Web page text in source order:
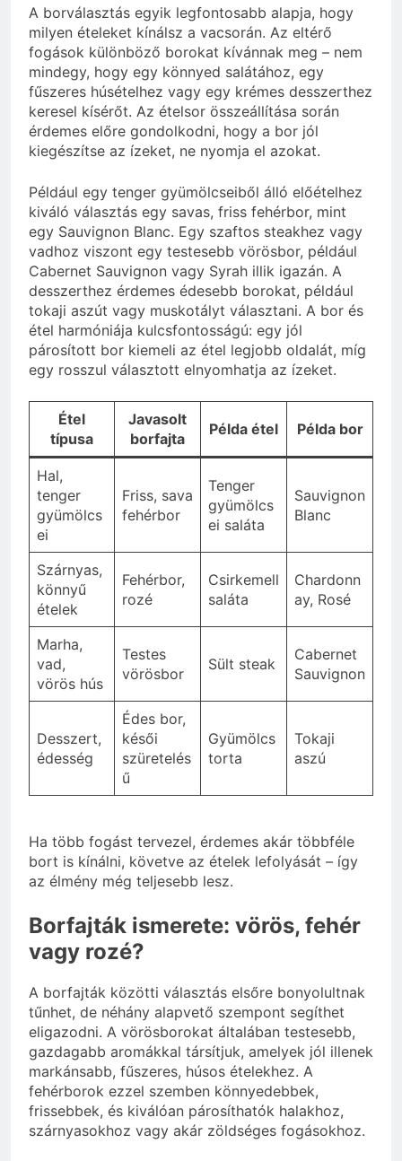
A borválasztás egyik legfontosabb alapja, hogy
milyen ételeket kínálsz a vacsorán. Az eltérő
fogások különböző borokat kívánnak meg – nem
mindegy, hogy egy könnyed salátához, egy
fűszeres húsételhez vagy egy krémes desszerthez
keresel kísérőt. Az ételsor összeállítása során
érdemes előre gondolkodni, hogy a bor jól
kiegészítse az ízeket, ne nyomja el azokat.
Például egy tenger gyümölcseiből álló előételhez
kiváló választás egy savas, friss fehérbor, mint
egy Sauvignon Blanc. Egy szaftos steakhez vagy
vadhoz viszont egy testesebb vörösbor, például
Cabernet Sauvignon vagy Syrah illik igazán. A
desszerthez érdemes édesebb borokat, például
tokaji aszút vagy muskotályt választani. A bor és
étel harmóniája kulcsfontosságú: egy jól
párosított bor kiemeli az étel legjobb oldalát, míg
egy rosszul választott elnyomhatja az ízeket.
Étel
típusa
Javasolt
borfajta
Példa étel Példa bor
Hal,
tenger
gyümölcs
ei
Friss, sava
fehérbor
Tenger
gyümölcs
ei saláta
Sauvignon
Blanc
Szárnyas,
könnyű
ételek
Fehérbor,
rozé
Csirkemell
saláta
Chardonn
ay, Rosé
Marha,
vad,
vörös hús
Testes
vörösbor
Sült steak
Cabernet
Sauvignon
Desszert,
édesség
Édes bor,
késői
szüretelés
ű
Gyümölcs
torta
Tokaji
aszú
Ha több fogást tervezel, érdemes akár többféle
bort is kínálni, követve az ételek lefolyását – így
az élmény még teljesebb lesz.
Borfajták ismerete: vörös, fehér
vagy rozé?
A borfajták közötti választás elsőre bonyolultnak
tűnhet, de néhány alapvető szempont segíthet
eligazodni. A vörösborokat általában testesebb,
gazdagabb aromákkal társítjuk, amelyek jól illenek
markánsabb, fűszeres, húsos ételekhez. A
fehérborok ezzel szemben könnyedebbek,
frissebbek, és kiválóan párosíthatók halakhoz,
szárnyasokhoz vagy akár zöldséges fogásokhoz.